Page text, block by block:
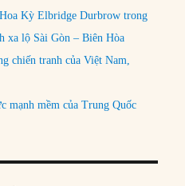
Kỳ Elbridge Durbrow trong
xa lộ Sài Gòn – Biên Hòa
chiến tranh của Việt Nam,
mạnh mềm của Trung Quốc